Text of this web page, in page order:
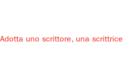
Adotta uno scrittore, una scrittrice